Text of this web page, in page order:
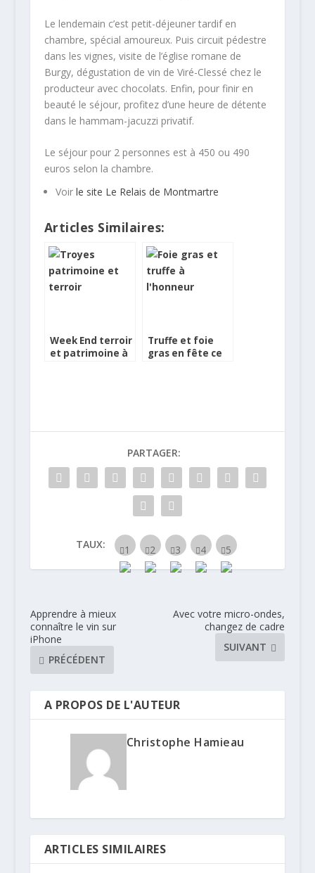
Le lendemain c’est petit-déjeuner tardif en
chambre, spécial amoureux. Puis circuit pédestre
dans les vignes, visite de l’église romane de
Burgy, dégustation de vin de Viré-Clessé chez le
producteur avec chocolats. Enfin, pour finir en
beauté le séjour, profitez d’une heure de détente
dans le hammam-jacuzzi privatif.
Le séjour pour 2 personnes est à 450 ou 490
euros selon la chambre.
Voirle site Le Relais de Montmartre
Articles Similaires:
Week End terroir
et patrimoine à
Truffe et foie
gras en fête ce
PARTAGER:
TAUX:
Apprendre à mieux
connaître le vin sur
iPhone
PRÉCÉDENT
Avec votre micro-ondes,
changez de cadre
SUIVANT
A PROPOS DE L'AUTEUR
Christophe Hamieau
ARTICLES SIMILAIRES